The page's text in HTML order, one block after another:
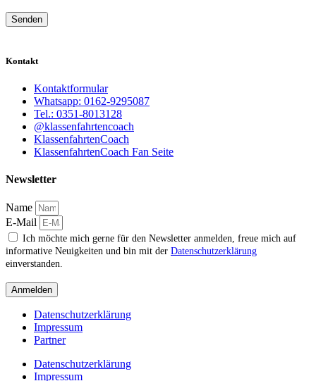
Senden
Kontakt
Kontaktformular
Whatsapp: 0162-9295087
Tel.: 0351-8013128
@klassenfahrtencoach
KlassenfahrtenCoach
KlassenfahrtenCoach Fan Seite
Newsletter
Name
E-Mail
Ich möchte mich gerne für den Newsletter anmelden, freue mich auf
informative Neuigkeiten und bin mit der Datenschutzerklärung
einverstanden.
Anmelden
Datenschutzerklärung
Impressum
Partner
Datenschutzerklärung
Impressum